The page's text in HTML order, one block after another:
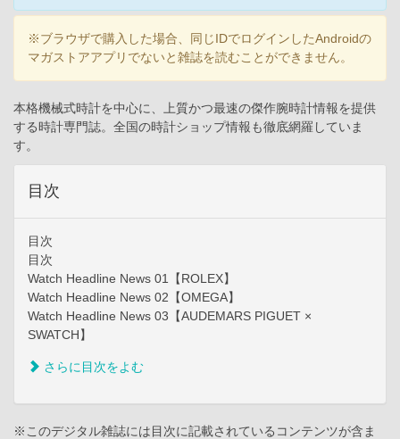
※ブラウザで購入した場合、同じIDでログインしたAndroidの
マガストアアプリでないと雑誌を読むことができません。
本格機械式時計を中心に、上質かつ最速の傑作腕時計情報を提供
する時計専門誌。全国の時計ショップ情報も徹底網羅していま
す。
目次
目次
目次
Watch Headline News 01【ROLEX】
Watch Headline News 02【OMEGA】
Watch Headline News 03【AUDEMARS PIGUET ×
SWATCH】
さらに目次をよむ
※このデジタル雑誌には目次に記載されているコンテンツが含ま